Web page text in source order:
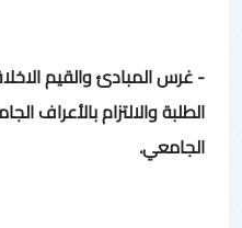
- غرس المبادئ والقيم
الطلبة والالتزام بالأعراف
الجامعي.